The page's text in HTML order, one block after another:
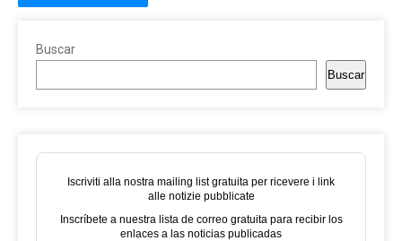
Buscar
Buscar
Iscriviti alla nostra mailing list gratuita per ricevere i link
alle notizie pubblicate
Inscríbete a nuestra lista de correo gratuita para recibir los
enlaces a las noticias publicadas